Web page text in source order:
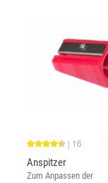
| 16
Anspitzer
Zum Anpassen der